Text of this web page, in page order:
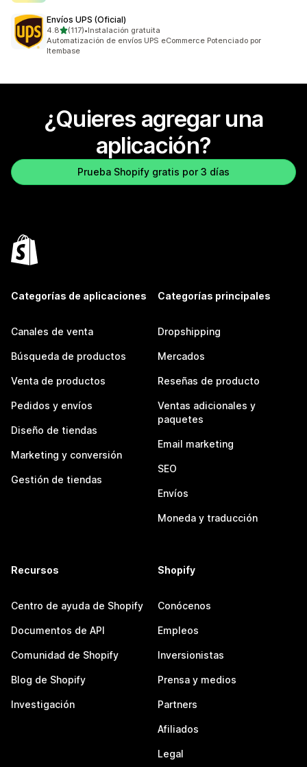
Envíos UPS (Oficial)
4.8de 5 estrellas
(117)
117 reseñas en total
•Instalación gratuita
Automatización de envíos UPS eCommerce Potenciado por
Itembase
¿Quieres agregar una
aplicación?
Prueba Shopify gratis por 3 días
Categorías de aplicaciones
Canales de venta
Búsqueda de productos
Venta de productos
Pedidos y envíos
Diseño de tiendas
Marketing y conversión
Gestión de tiendas
Categorías principales
Dropshipping
Mercados
Reseñas de producto
Ventas adicionales y
paquetes
Email marketing
SEO
Envíos
Moneda y traducción
Recursos
Centro de ayuda de Shopify
Documentos de API
Comunidad de Shopify
Blog de Shopify
Investigación
Shopify
Conócenos
Empleos
Inversionistas
Prensa y medios
Partners
Afiliados
Legal